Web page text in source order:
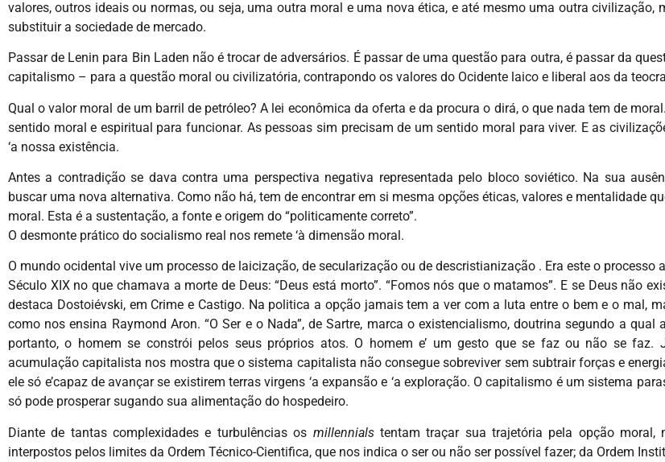
valores, outros ideais ou normas, ou seja, uma outra moral e uma nova ética, e até mesmo uma outra civilização,
substituir a sociedade de mercado.
Passar de Lenin para Bin Laden não é trocar de adversários. É passar de uma questão para outra, é passar da
capitalismo – para a questão moral ou civilizatória, contrapondo os valores do Ocidente laico e liberal aos da
Qual o valor moral de um barril de petróleo? A lei econômica da oferta e da procura o dirá, o que nada tem de
sentido moral e espiritual para funcionar. As pessoas sim precisam de um sentido moral para viver. E as
‘a nossa existência.
Antes a contradição se dava contra uma perspectiva negativa representada pelo bloco soviético. Na sua
buscar uma nova alternativa. Como não há, tem de encontrar em si mesma opções éticas, valores e mentalidade
moral. Esta é a sustentação, a fonte e origem do “politicamente correto”.
O desmonte prático do socialismo real nos remete ‘à dimensão moral.
O mundo ocidental vive um processo de laicização, de secularização ou de descristianização . Era este o processo
Século XIX no que chamava a morte de Deus: “Deus está morto”. “Fomos nós que o matamos”. E se Deus não
destaca Dostoiévski, em Crime e Castigo. Na politica a opção jamais tem a ver com a luta entre o bem e o mal,
como nos ensina Raymond Aron. “O Ser e o Nada”, de Sartre, marca o existencialismo, doutrina segundo a qual
portanto, o homem se constrói pelos seus próprios atos. O homem e’ um gesto que se faz ou não se faz.
acumulação capitalista nos mostra que o sistema capitalista não consegue sobreviver sem subtrair forças e
ele só e’capaz de avançar se existirem terras virgens ‘a expansão e ‘a exploração. O capitalismo é um sistema
só pode prosperar sugando sua alimentação do hospedeiro.
Diante de tantas complexidades e turbulências os millennialstentam traçar sua trajetória pela opção moral,
interpostos pelos limites da Ordem Técnico-Cientifica, que nos indica o ser ou não ser possível fazer; da Ordem